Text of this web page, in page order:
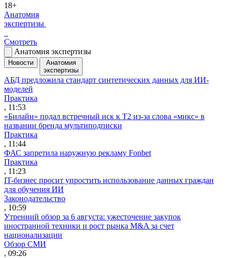
18+
Анатомия
экспертизы
Смотреть
Анатомия экспертизы
Новости
Анатомия
экспертизы
АБД предложила стандарт синтетических данных для ИИ-
моделей
Практика
, 11:53
«Билайн» подал встречный иск к Т2 из-за слова «микс» в
названии бренда мультиподписки
Практика
, 11:44
ФАС запретила наружную рекламу Fonbet
Практика
, 11:23
IT-бизнес просит упростить использование данных граждан
для обучения ИИ
Законодательство
, 10:59
Утренний обзор за 6 августа: ужесточение закупок
иностранной техники и рост рынка M&A за счет
национализации
Обзор СМИ
, 09:26